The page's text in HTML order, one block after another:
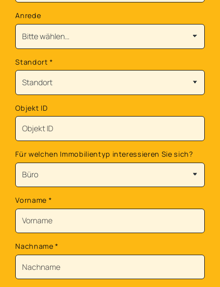
Anrede
Standort*
Objekt ID
Für welchen Immobilientyp interessieren Sie sich?
Vorname *
Nachname*